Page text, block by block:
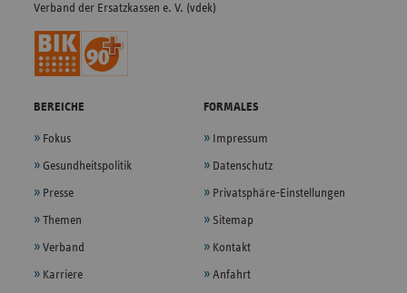
Verband der Ersatzkassen e. V. (vdek)
BEREICHE
Fokus
Gesundheitspolitik
Presse
Themen
Verband
Karriere
FORMALES
Impressum
Datenschutz
Privatsphäre-Einstellungen
Sitemap
Kontakt
Anfahrt